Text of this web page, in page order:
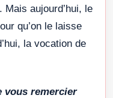
Mais aujourd’hui, le
qu’on le laisse
la vocation de
vous remercier